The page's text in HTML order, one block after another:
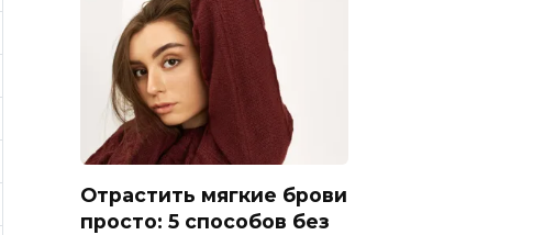
Отрастить мягкие брови
просто: 5 способов без